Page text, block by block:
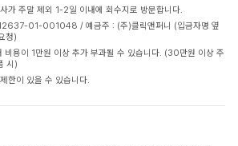
가 주말 제외 1-2일 이내에 회수지로 방문합니다.
01-001048 / 예금주 : (주)클릭앤퍼니 (입금자명 옆
청)
비용이 1만원 이상 추가 부과될 수 있습니다. (30만원 이상 주
시)
한이 있을 수 있습니다.